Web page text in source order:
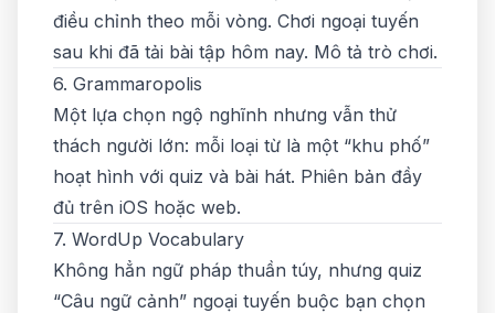
điều chỉnh theo mỗi vòng. Chơi ngoại tuyến
sau khi đã tải bài tập hôm nay. Mô tả trò chơi.
6. Grammaropolis
Một lựa chọn ngộ nghĩnh nhưng vẫn thử
thách người lớn: mỗi loại từ là một “khu phố”
hoạt hình với quiz và bài hát. Phiên bản đầy
đủ trên iOS hoặc web.
7. WordUp Vocabulary
Không hẳn ngữ pháp thuần túy, nhưng quiz
“Câu ngữ cảnh” ngoại tuyến buộc bạn chọn